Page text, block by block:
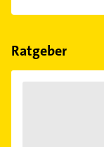
Empfehlungen.
Im Anbieter-
Feiertagen
Ratgeber